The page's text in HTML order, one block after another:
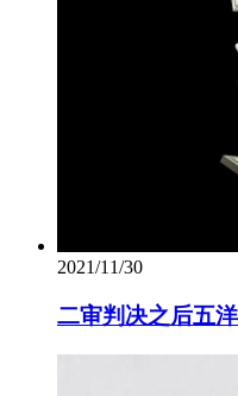
2021/11/30
二审判决之后五